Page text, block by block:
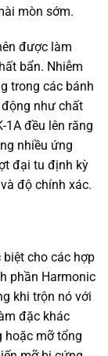
mòn sớm.
được làm
bẩn. Nhiễm
trong các bánh
như chất
1A đều lên răng
nhiều ứng
đại tu định kỳ
độ chính xác.
biệt cho các hợp
phần Harmonic
khi trộn nó với
đặc khác
hoặc mỡ tổng